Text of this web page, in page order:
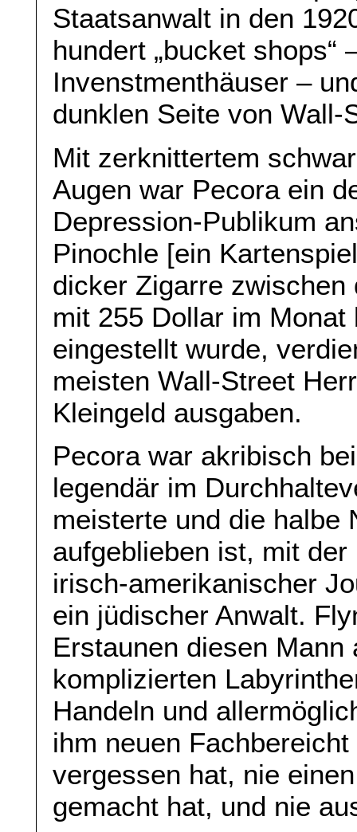
Staatsanwalt in den
hundert „bucket
Invenstmenthäuser –
dunklen Seite von Wall-
Mit zerknittertem
Augen war Pecora ein
Depression-Publikum
Pinochle [ein
dicker Zigarre
mit 255 Dollar im
eingestellt wurde,
meisten Wall-Street
Kleingeld ausgaben.
Pecora war akribisch
legendär im
meisterte und die halbe
aufgeblieben ist, mit
irisch-amerikanischer
ein jüdischer Anwalt.
Erstaunen diesen Mann
komplizierten
Handeln und
ihm neuen
vergessen hat, nie
gemacht hat, und nie